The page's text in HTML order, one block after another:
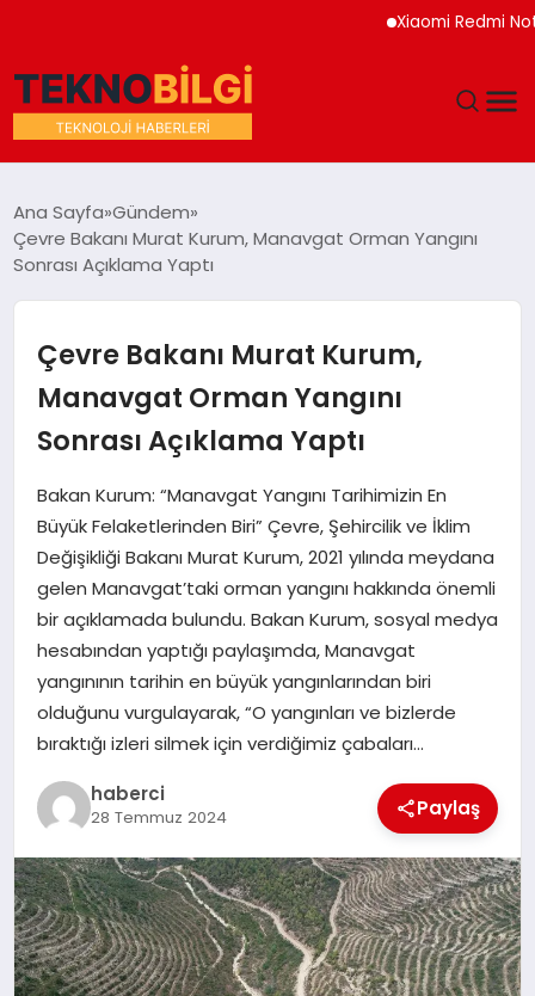
Xiaomi Redmi Note
DÜNYA
EKONOMI
MAGAZIN
SAĞLIK
SIYASET
SPOR
TEKNOLOJI
YAŞAM
Ana Sayfa Gündem
Çevre Bakanı Murat Kurum, Manavgat Orman Yangını
Sonrası Açıklama Yaptı
Çevre Bakanı Murat Kurum,
Manavgat Orman Yangını
Sonrası Açıklama Yaptı
Bakan Kurum: “Manavgat Yangını Tarihimizin En
Büyük Felaketlerinden Biri” Çevre, Şehircilik ve İklim
Değişikliği Bakanı Murat Kurum, 2021 yılında meydana
gelen Manavgat’taki orman yangını hakkında önemli
bir açıklamada bulundu. Bakan Kurum, sosyal medya
hesabından yaptığı paylaşımda, Manavgat
yangınının tarihin en büyük yangınlarından biri
olduğunu vurgulayarak, “O yangınları ve bizlerde
bıraktığı izleri silmek için verdiğimiz çabaları…
haberci
28 Temmuz 2024 Paylaş